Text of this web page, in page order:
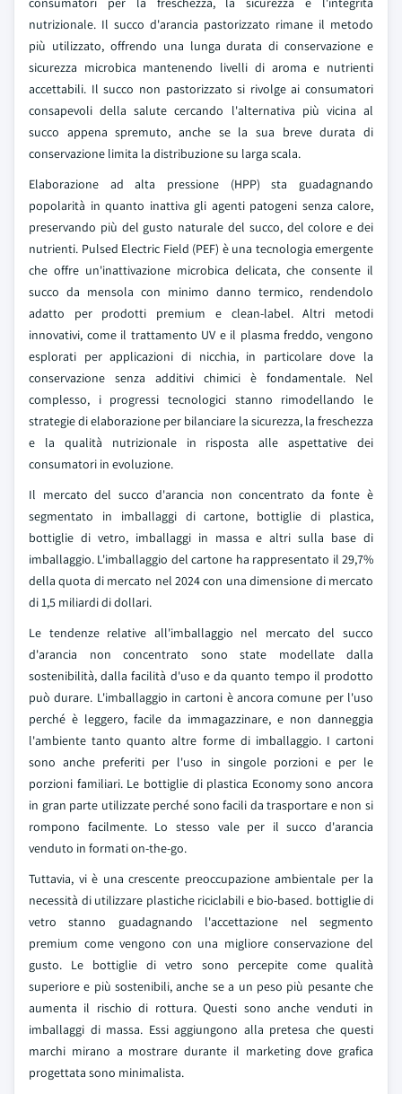
nutrizionale. Il succo d'arancia pastorizzato rimane il metodo
più utilizzato, offrendo una lunga durata di conservazione e
sicurezza microbica mantenendo livelli di aroma e nutrienti
accettabili. Il succo non pastorizzato si rivolge ai consumatori
consapevoli della salute cercando l'alternativa più vicina al
succo appena spremuto, anche se la sua breve durata di
conservazione limita la distribuzione su larga scala.
Elaborazione ad alta pressione (HPP) sta guadagnando
popolarità in quanto inattiva gli agenti patogeni senza calore,
preservando più del gusto naturale del succo, del colore e dei
nutrienti. Pulsed Electric Field (PEF) è una tecnologia emergente
che offre un'inattivazione microbica delicata, che consente il
succo da mensola con minimo danno termico, rendendolo
adatto per prodotti premium e clean-label. Altri metodi
innovativi, come il trattamento UV e il plasma freddo, vengono
esplorati per applicazioni di nicchia, in particolare dove la
conservazione senza additivi chimici è fondamentale. Nel
complesso, i progressi tecnologici stanno rimodellando le
strategie di elaborazione per bilanciare la sicurezza, la freschezza
e la qualità nutrizionale in risposta alle aspettative dei
consumatori in evoluzione.
Il mercato del succo d'arancia non concentrato da fonte è
segmentato in imballaggi di cartone, bottiglie di plastica,
bottiglie di vetro, imballaggi in massa e altri sulla base di
imballaggio. L'imballaggio del cartone ha rappresentato il 29,7%
della quota di mercato nel 2024 con una dimensione di mercato
di 1,5 miliardi di dollari.
Le tendenze relative all'imballaggio nel mercato del succo
d'arancia non concentrato sono state modellate dalla
sostenibilità, dalla facilità d'uso e da quanto tempo il prodotto
può durare. L'imballaggio in cartoni è ancora comune per l'uso
perché è leggero, facile da immagazzinare, e non danneggia
l'ambiente tanto quanto altre forme di imballaggio. I cartoni
sono anche preferiti per l'uso in singole porzioni e per le
porzioni familiari. Le bottiglie di plastica Economy sono ancora
in gran parte utilizzate perché sono facili da trasportare e non si
rompono facilmente. Lo stesso vale per il succo d'arancia
venduto in formati on-the-go.
Tuttavia, vi è una crescente preoccupazione ambientale per la
necessità di utilizzare plastiche riciclabili e bio-based. bottiglie di
vetro stanno guadagnando l'accettazione nel segmento
premium come vengono con una migliore conservazione del
gusto. Le bottiglie di vetro sono percepite come qualità
superiore e più sostenibili, anche se a un peso più pesante che
aumenta il rischio di rottura. Questi sono anche venduti in
imballaggi di massa. Essi aggiungono alla pretesa che questi
marchi mirano a mostrare durante il marketing dove grafica
progettata sono minimalista.